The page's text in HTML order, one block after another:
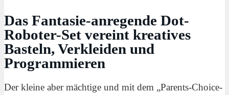
Das Fantasie-anregende Dot-
Roboter-Set vereint kreatives
Basteln, Verkleiden und
Programmieren
Der kleine aber mächtige und mit dem „Parents-Choice-